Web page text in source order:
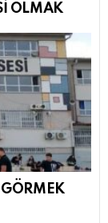
OLMAK